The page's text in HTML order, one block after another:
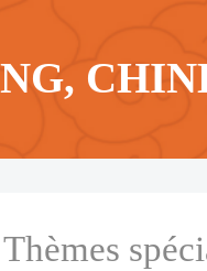
Thèmes